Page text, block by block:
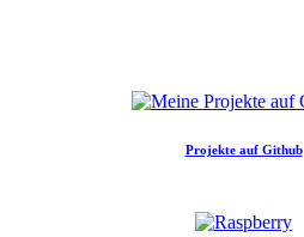
Projekte auf Github